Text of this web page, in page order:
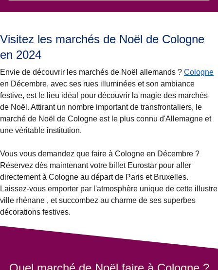
Visitez les marchés de Noël de Cologne
en 2024
Envie de découvrir les marchés de Noël allemands ? Cologne
en Décembre, avec ses rues illuminées et son ambiance
festive, est le lieu idéal pour découvrir la magie des marchés
de Noël. Attirant un nombre important de transfrontaliers, le
marché de Noël de Cologne est le plus connu d'Allemagne et
une véritable institution.
Vous vous demandez que faire à Cologne en Décembre ?
Réservez dès maintenant votre billet Eurostar pour aller
directement à Cologne au départ de Paris et Bruxelles.
Laissez-vous emporter par l'atmosphère unique de cette illustre
ville rhénane , et succombez au charme de ses superbes
décorations festives.